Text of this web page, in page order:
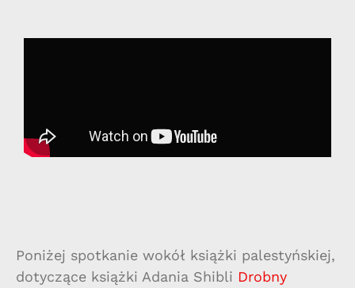
Poniżej spotkanie wokół książki palestyńskiej,
dotyczące książki Adania Shibli Drobny